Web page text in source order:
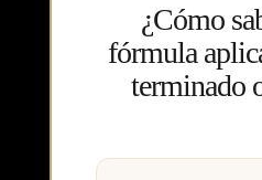
¿Cómo
fórmula
terminado